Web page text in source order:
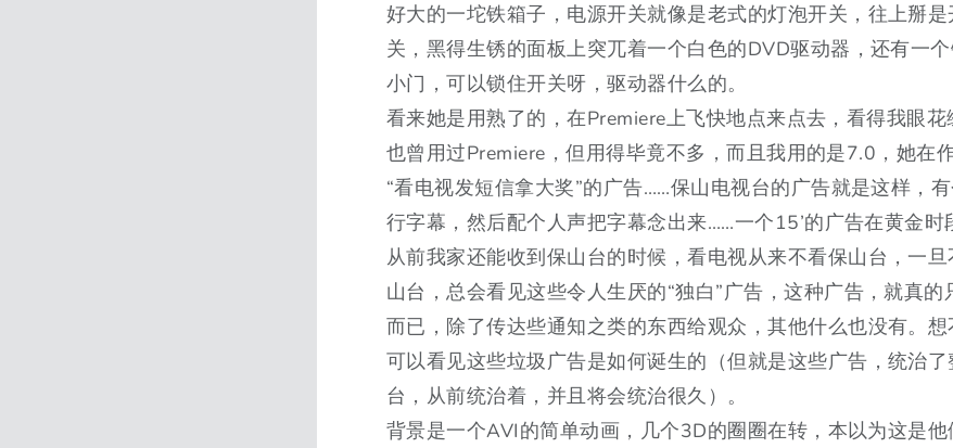
好大的一坨铁箱子，电源开关就像是老式的灯泡开关，往上掰
关，黑得生锈的面板上突兀着一个白色的DVD驱动器，还有一
小门，可以锁住开关呀，驱动器什么的。
看来她是用熟了的，在Premiere上飞快地点来点去，看得我眼
也曾用过Premiere，但用得毕竟不多，而且我用的是7.0，她在
“看电视发短信拿大奖”的广告……保山电视台的广告就是这样，
行字幕，然后配个人声把字幕念出来……一个15’的广告在黄金时
从前我家还能收到保山台的时候，看电视从来不看保山台，一
山台，总会看见这些令人生厌的“独白”广告，这种广告，就真的
而已，除了传达些通知之类的东西给观众，其他什么也没有。
可以看见这些垃圾广告是如何诞生的（但就是这些广告，统治
台，从前统治着，并且将会统治很久）。
背景是一个AVI的简单动画，几个3D的圈圈在转，本以为这是